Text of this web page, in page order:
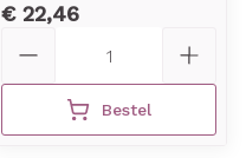
€ 22,46
Bestel